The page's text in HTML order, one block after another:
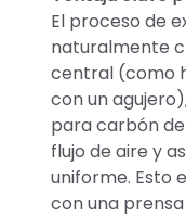
El proceso de
naturalmente
central (como
con un
para carbón
flujo de aire y
uniforme. Esto
con una